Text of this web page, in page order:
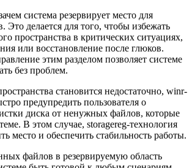
система резервирует место для
Это делается для того, чтобы избежать
пространства в критических ситуациях,
или восстановление после глюков.
этим разделом позволяет системе
без проблем.
становится недостаточно, winr-
предупредить пользователя о
диска от ненужных файлов, которые
В этом случае, storagereg-технология
место и обеспечить стабильность работы.
файлов в резервируемую область